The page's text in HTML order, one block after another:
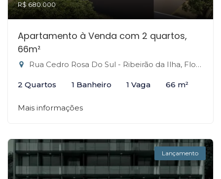
R$ 680.000
Apartamento à Venda com 2 quartos,
66m²
Rua Cedro Rosa Do Sul - Ribeirão da Ilha, Florianópolis-SC
2 Quartos 1 Banheiro 1 Vaga 66 m²
Mais informações
Lançamento